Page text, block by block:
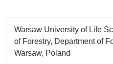
Warsaw University of Life
of Forestry, Department of
Warsaw, Poland